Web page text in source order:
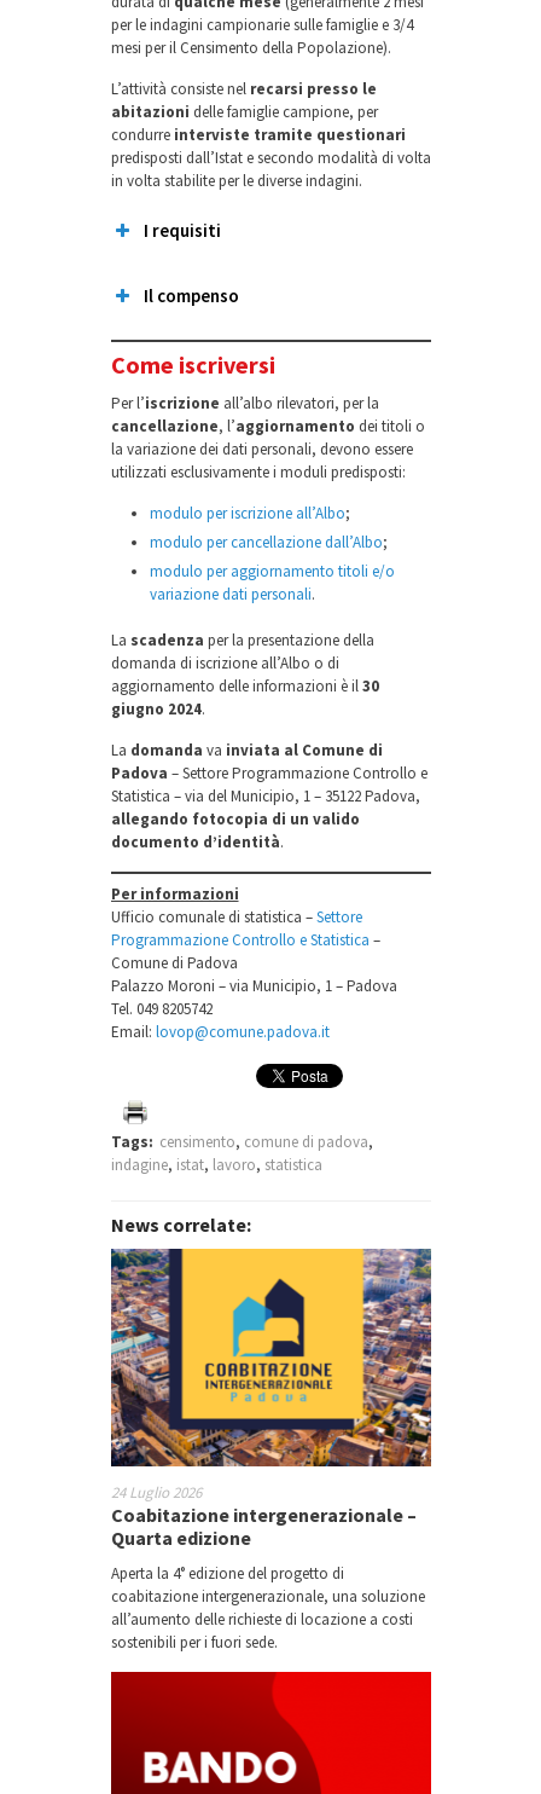
per le indagini campionarie sulle famiglie e 3/4
mesi per il Censimento della Popolazione).
L’attività consiste nel recarsi presso le
abitazioni delle famiglie campione, per
condurre interviste tramite questionari
predisposti dall’Istat e secondo modalità di volta
in volta stabilite per le diverse indagini.
I requisiti
età
18 anni
diploma
usare
strumenti
informatici
diritti civili e
politici
non aver subito condanne
penali definitive
cittadinanza italiana
membri dell’Unione europea
Stato
extracomunitario
disponibilità raggiungere
territorio
comunale di Padova
Il compenso
Come iscriversi
Per l’iscrizione all’albo rilevatori, per la
cancellazione, l’aggiornamento dei titoli o
la variazione dei dati personali, devono essere
utilizzati esclusivamente i moduli predisposti:
modulo per iscrizione all’Albo;
modulo per cancellazione dall’Albo;
modulo per aggiornamento titoli e/o
variazione dati personali.
La scadenza per la presentazione della
domanda di iscrizione all’Albo o di
aggiornamento delle informazioni è il30
giugno 2024.
La domanda va inviata al Comune di
Padova – Settore Programmazione Controllo e
Statistica – via del Municipio, 1 – 35122 Padova,
allegando fotocopia di un valido
documento d’identità.
Per informazioni
Ufficio comunale di statistica –Settore
Programmazione Controllo e Statistica –
Comune di Padova
Palazzo Moroni – via Municipio, 1 – Padova
Tel. 049 8205742
Email: lovop@comune.padova.it
Tags: censimento, comune di padova,
indagine, istat, lavoro, statistica
News correlate:
24 Luglio 2026
Coabitazione intergenerazionale –
Quarta edizione
Aperta la 4° edizione del progetto di
coabitazione intergenerazionale, una soluzione
all’aumento delle richieste di locazione a costi
sostenibili per i fuori sede.